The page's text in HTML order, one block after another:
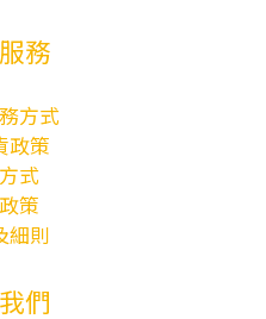
務
方式
政策
式
策
細則
們